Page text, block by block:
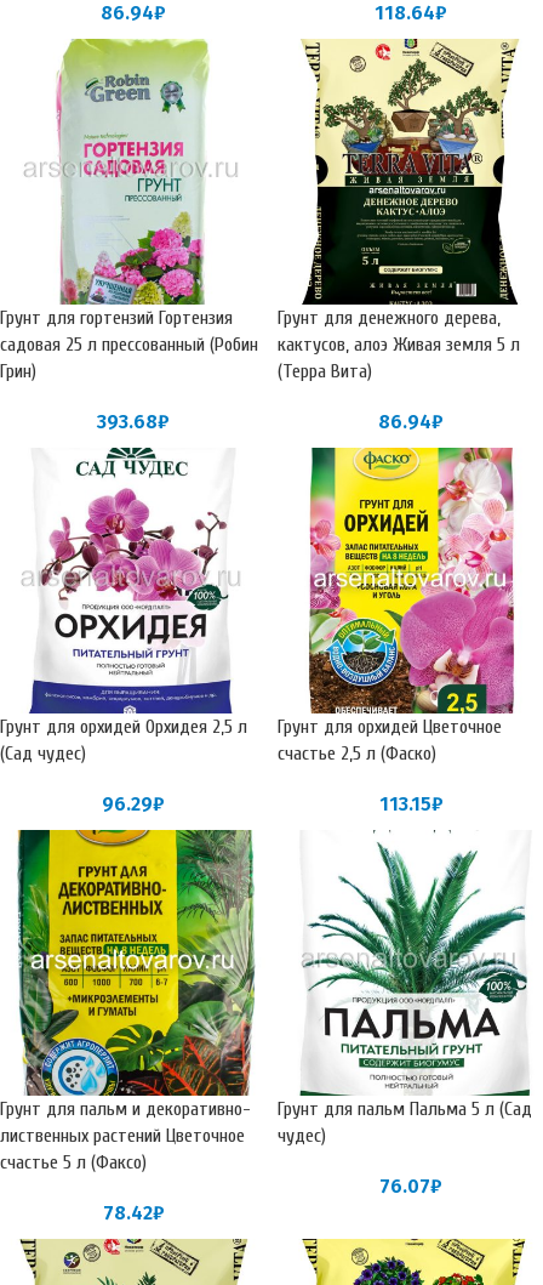
86.94₽ 118.64₽
Грунт для гортензий Гортензия
садовая 25 л прессованный (Робин
Грин)
393.68₽
Грунт для денежного дерева,
кактусов, алоэ Живая земля 5 л
(Терра Вита)
86.94₽
Грунт для орхидей Орхидея 2,5 л
(Сад чудес)
96.29₽
Грунт для орхидей Цветочное
счастье 2,5 л (Фаско)
113.15₽
Грунт для пальм и декоративно-
лиственных растений Цветочное
счастье 5 л (Факсо)
78.42₽
Грунт для пальм Пальма 5 л (Сад
чудес)
76.07₽